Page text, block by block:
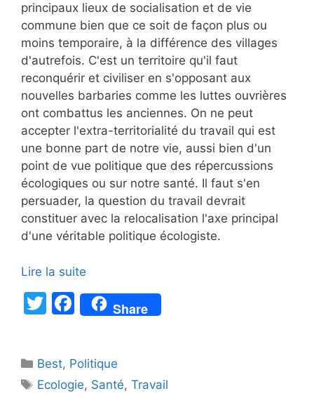
principaux lieux de socialisation et de vie
commune bien que ce soit de façon plus ou
moins temporaire, à la différence des villages
d'autrefois. C'est un territoire qu'il faut
reconquérir et civiliser en s'opposant aux
nouvelles barbaries comme les luttes ouvrières
ont combattus les anciennes. On ne peut
accepter l'extra-territorialité du travail qui est
une bonne part de notre vie, aussi bien d'un
point de vue politique que des répercussions
écologiques ou sur notre santé. Il faut s'en
persuader, la question du travail devrait
constituer avec la relocalisation l'axe principal
d'une véritable politique écologiste.
Lire la suite
T
er
F
a
e
b
Share
Catégories
Best, Politique
Étiquettes
Ecologie, Santé,Travail